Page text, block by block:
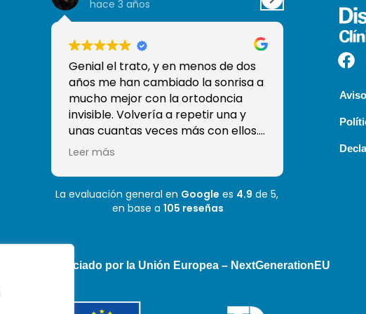
hace 3 años
Genial el trato, y en menos de dos
años me han cambiado la sonrisa a
mucho mejor con la ortodoncia
invisible. Volvería a repetir una y
unas cuantas veces más con ellos.
Con esto me han ganado y han
confianza, sobre todo sé que tengo
a Moha que es el mejor odontólogo
que he tenido! Mil gracias
Leer más
hace 3
Soy una
trabajar
como el
La evaluación general en Google es 4.9 de 5,
en base a105 reseñas
Financiado por la Unión Europea – NextGenerationEU